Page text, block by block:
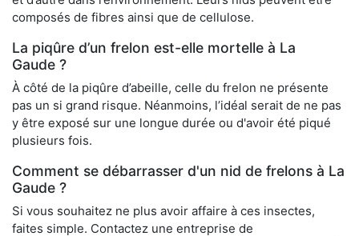
composés de fibres ainsi que de cellulose.
La piqûre d’un frelon est-elle mortelle à La
Gaude ?
À côté de la piqûre d’abeille, celle du frelon ne présente
pas un si grand risque. Néanmoins, l’idéal serait de ne pas
y être exposé sur une longue durée ou d'avoir été piqué
plusieurs fois.
Comment se débarrasser d'un nid de frelons à La
Gaude ?
Si vous souhaitez ne plus avoir affaire à ces insectes,
faites simple. Contactez une entreprise de